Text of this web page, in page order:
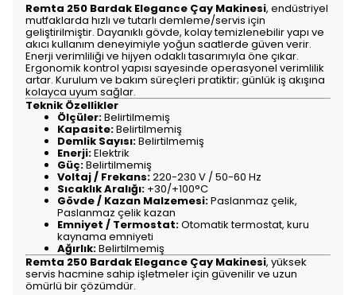
Remta 250 Bardak Elegance Çay Makinesi, endüstriyel
mutfaklarda hızlı ve tutarlı demleme/servis için
geliştirilmiştir. Dayanıklı gövde, kolay temizlenebilir yapı ve
akıcı kullanım deneyimiyle yoğun saatlerde güven verir.
Enerji verimliliği ve hijyen odaklı tasarımıyla öne çıkar.
Ergonomik kontrol yapısı sayesinde operasyonel verimlilik
artar. Kurulum ve bakım süreçleri pratiktir; günlük iş akışına
kolayca uyum sağlar.
Teknik Özellikler
Ölçüler:Belirtilmemiş
Kapasite:Belirtilmemiş
Demlik Sayısı:Belirtilmemiş
Enerji:Elektrik
Güç:Belirtilmemiş
Voltaj / Frekans:220-230 V / 50-60 Hz
Sıcaklık Aralığı: +30/+100°C
Gövde / Kazan Malzemesi:Paslanmaz çelik,
Paslanmaz çelik kazan
Emniyet / Termostat:Otomatik termostat, kuru
kaynama emniyeti
Ağırlık:Belirtilmemiş
Remta 250 Bardak Elegance Çay Makinesi, yüksek
servis hacmine sahip işletmeler için güvenilir ve uzun
ömürlü bir çözümdür.